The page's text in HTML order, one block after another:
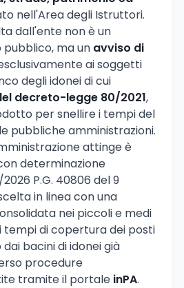
nell'Area degli Istruttori.
dall'ente non è un
ma un avviso di
ai soggetti
degli idonei di cui
decreto-legge 80/2021,
per snellire i tempi del
pubbliche amministrazioni.
attinge è
determinazione
2026 P.G. 40806 del 9
in linea con una
nei piccoli e medi
tempi di copertura dei posti
bacini di idonei già
procedure
tramite il portale inPA.